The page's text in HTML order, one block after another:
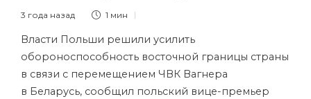
3 года назад 1 мин
Власти Польши решили усилить
обороноспособность восточной границы страны
в связи с перемещением ЧВК Вагнера
в Беларусь, сообщил польский вице-премьер